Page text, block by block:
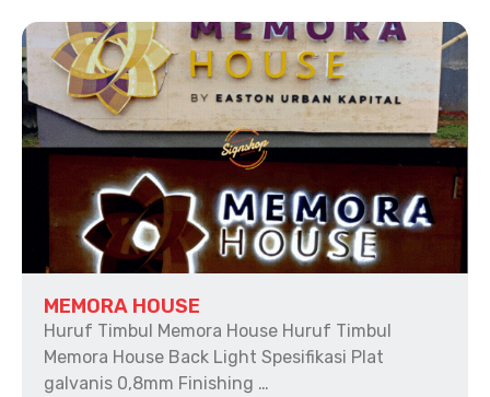
MEMORA HOUSE
Huruf Timbul Memora House Huruf Timbul
Memora House Back Light Spesifikasi Plat
galvanis 0,8mm Finishing …